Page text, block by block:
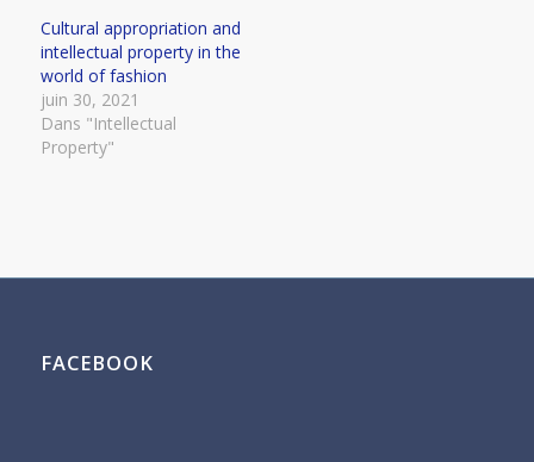
Cultural appropriation and
intellectual property in the
world of fashion
juin 30, 2021
Dans "Intellectual
Property"
FACEBOOK